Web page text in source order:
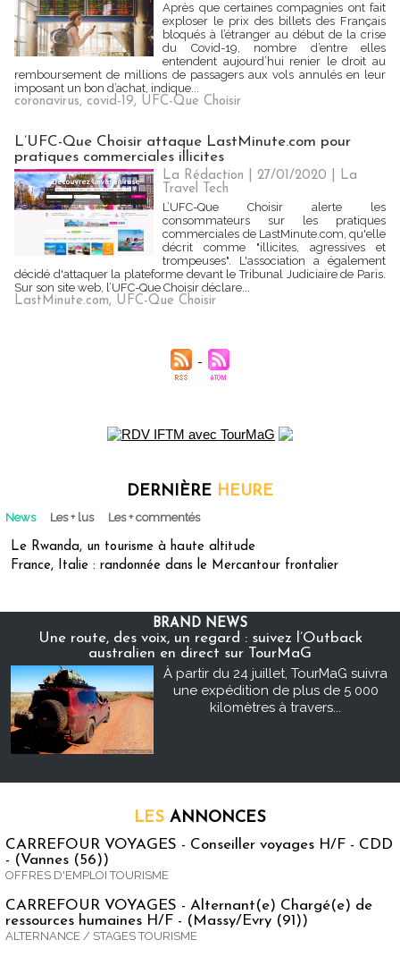
Après que certaines compagnies ont fait
exploser le prix des billets des Français
bloqués à l’étranger au début de la crise
du Covid-19, nombre d’entre elles
entendent aujourd’hui renier le droit au
remboursement de millions de passagers aux vols annulés en leur
imposant un bon d’achat, indique...
coronavirus, covid-19, UFC-Que Choisir
L’UFC-Que Choisir attaque LastMinute.com pour
pratiques commerciales illicites
La Rédaction | 27/01/2020
La
Travel Tech
L’UFC-Que Choisir alerte les
consommateurs sur les pratiques
commerciales de LastMinute.com, qu'elle
décrit comme "illicites, agressives et
trompeuses". L'association a également
décidé d'attaquer la plateforme devant le Tribunal Judiciaire de Paris.
Sur son site web, l’UFC-Que Choisir déclare...
LastMinute.com, UFC-Que Choisir
DERNIÈRE HEURE
News Les + lus Les + commentés
Le Rwanda, un tourisme à haute altitude
France, Italie : randonnée dans le Mercantour frontalier
BRAND NEWS
Une route, des voix, un regard : suivez l’Outback
australien en direct sur TourMaG
À partir du 24 juillet, TourMaG suivra
une expédition de plus de 5 000
kilomètres à travers...
LES ANNONCES
CARREFOUR VOYAGES - Conseiller voyages H/F - CDD
- (Vannes (56))
OFFRES D'EMPLOI TOURISME
CARREFOUR VOYAGES - Alternant(e) Chargé(e) de
ressources humaines H/F - (Massy/Evry (91))
ALTERNANCE / STAGES TOURISME